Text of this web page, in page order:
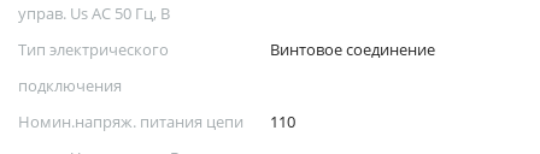
управ. Us AC 50 Гц, В
Тип электрического
подключения
Винтовое соединение
Номин.напряж. питания цепи
110